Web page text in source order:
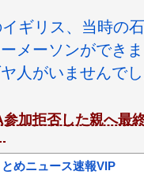
ギリス、当時の
メーソンができ
人がいませんでし
加拒否した親へ最
めニュース速報VIP